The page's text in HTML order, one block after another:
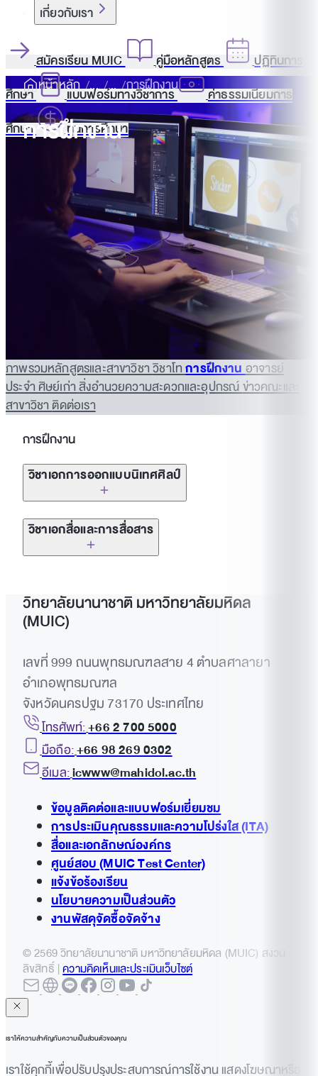
เกี่ยวกับเรา
สมัครเรียน MUIC คู่มือหลักสูตร
ปฏิทินการ
ศึกษา
แบบฟอร์มทางวิชาการ
ค่าธรรมเนียมการ
ศึกษา
ทุนการศึกษา
หน้าหลัก การฝึกงาน
การฝึกงาน
ภาพรวมหลักสูตรและสาขาวิชาวิชาโทการฝึกงานอาจารย์
ประจำศิษย์เก่าสิ่งอำนวยความสะดวกและอุปกรณ์ข่าวคณะและ
สาขาวิชาติดต่อเรา
การฝึกงาน
วิชาเอกการออกแบบนิเทศศิลป์
Grab Thailand
Mad Arai-D Co.,Ltd.
Creative Juice Bangkok
Spa-Hakuhodo Co.,Ltd.
Phenomena Co.,Ltd.
Good Network Co.,Ltd.
Yindee Design
Monday Bangkok
Cadson Demak
Digital Distinct
Maxus Thailand
Brand Union Bangkok
วิชาเอกสื่อและการสื่อสาร
Ogilvy & Mather Thailand
Mellow Radio FM 97.5 (MCOT)
Channel 3 (BEC Multimedia)
BEC Tero Entertainment
Vivaldi Integrated PR
Coconuts Media
McCann Worldgroup Thailand
Workpoint Entertainment
Dentsu Thailand
วิทยาลัยนานาชาติ มหาวิทยาลัยมหิดล
(MUIC)
เลขที่ 999 ถนนพุทธมณฑลสาย 4 ตำบลศาลายา
อำเภอพุทธมณฑล
จังหวัดนครปฐม 73170 ประเทศไทย
โทรศัพท์:+66 2 700 5000
มือถือ:+66 98 269 0302
อีเมล:icwww@mahidol.ac.th
ข้อมูลติดต่อและแบบฟอร์มเยี่ยมชม
การประเมินคุณธรรมและความโปร่งใส (ITA)
สื่อและเอกลักษณ์องค์กร
ศูนย์สอบ (MUIC Test Center)
แจ้งข้อร้องเรียน
นโยบายความเป็นส่วนตัว
งานพัสดุจัดซื้อจัดจ้าง
© 2569 วิทยาลัยนานาชาติ มหาวิทยาลัยมหิดล (MUIC) สงวน
ลิขสิทธิ์ |ความคิดเห็นและประเมินเว็บไซต์
เราให้ความสำคัญกับความเป็นส่วนตัวของคุณ
เราใช้คุกกี้เพื่อปรับปรุงประสบการณ์การใช้งาน แสดงโฆษณาหรือ